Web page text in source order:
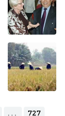
... 727